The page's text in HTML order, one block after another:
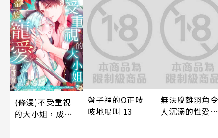
(條漫)不受重視
的大小姐，成了
盤子裡的Ω正吱
吱地鳴叫 13
無法脫離羽角令
人沉溺的性愛～